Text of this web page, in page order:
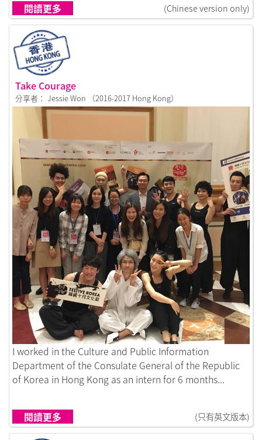
閱讀更多 (Chinese version only)
Take Courage
分享者： Jessie Won （2016-2017 Hong Kong）
鏈接到Take Courage
I worked in the Culture and Public Information
Department of the Consulate General of the Republic
of Korea in Hong Kong as an intern for 6 months...
閱讀更多 (只有英文版本)